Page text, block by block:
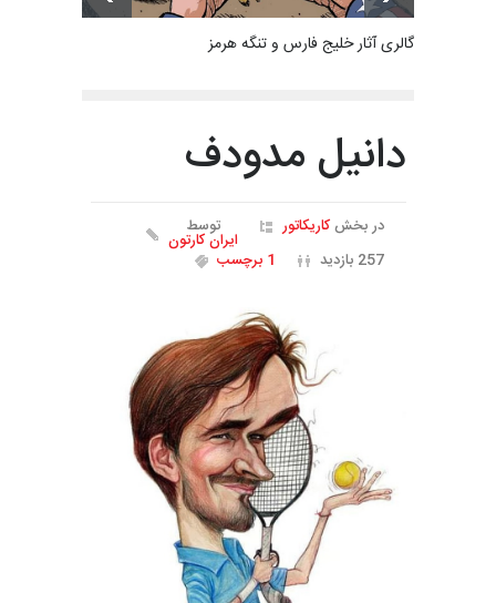
گالری آثار خلیج فارس و تنگه هرمز
دانیل مدودف
در بخشکاریکاتور توسط
ایران کارتون
257 بازدید
1 برچسب